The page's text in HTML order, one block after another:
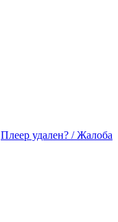
Пле­ер уда­лен? / Жа­ло­ба